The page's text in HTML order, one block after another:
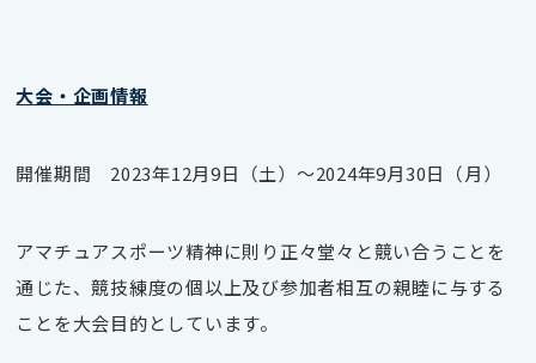
大会・企画情報
開催期間 2023年12月9日（土）～2024年9月30日（月）
アマチュアスポーツ精神に則り正々堂々と競い合うことを
通じた、競技練度の個以上及び参加者相互の親睦に与する
ことを大会目的としています。